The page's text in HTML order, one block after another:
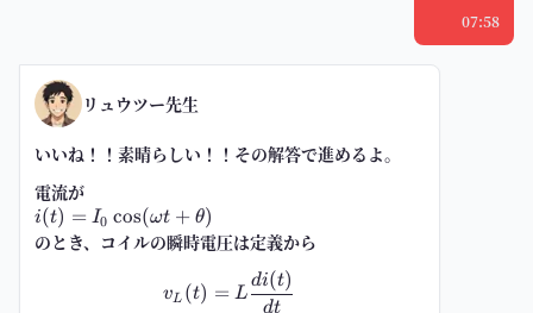
07:58
リュウツー先生
いいね！！素晴らしい！！その解答で進めるよ。
電流が
i(t)=I_0\cos(\omega
t+\theta)
i(t) = I0 cos(ωt + θ)
のとき、コイルの瞬時電圧は定義から
v_L(t)=L\frac{d i(t)}{dt}
vL (t) = L
dt
di(t)